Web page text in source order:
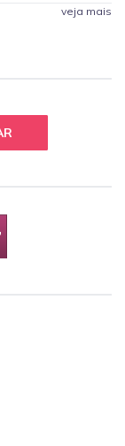
veja mais